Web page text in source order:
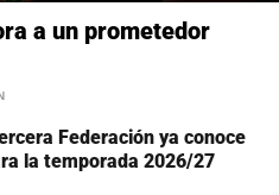
a un prometedor
Federación ya conoce
la temporada 2026/27